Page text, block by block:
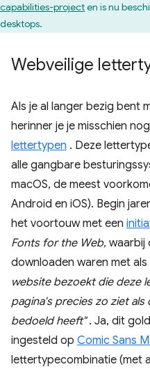
capabilities-projecten is nu
desktops.
Webveilige
Als je al langer bezig bent
herinner je je misschien
lettertypen . Deze
alle gangbare
macOS, de meest
Android en iOS). Begin
het voortouw met een
Fonts for the Web, waarbij
downloaden waren met
website bezoekt die deze
pagina's precies zo ziet
bedoeld heeft". Ja, dit
ingesteld op Comic Sans
lettertypecombinatie (met